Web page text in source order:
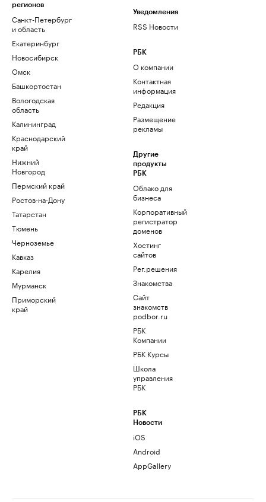
регионов
Санкт-Петербург
и область
Екатеринбург
Новосибирск
Омск
Башкортостан
Вологодская
область
Калининград
Краснодарский
край
Нижний
Новгород
Пермский край
Ростов-на-Дону
Татарстан
Тюмень
Черноземье
Кавказ
Карелия
Мурманск
Приморский
край
Уведомления
RSS Новости
РБК
О компании
Контактная
информация
Редакция
Размещение
рекламы
Другие
продукты
РБК
Облако для
бизнеса
Корпоративный
регистратор
доменов
Хостинг
сайтов
Рег.решения
Знакомства
Сайт
знакомств
podbor.ru
РБК
Компании
РБК Курсы
Школа
управления
РБК
РБК
Новости
iOS
Android
AppGallery